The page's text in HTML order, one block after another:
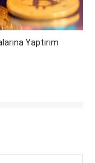
Yaptırım